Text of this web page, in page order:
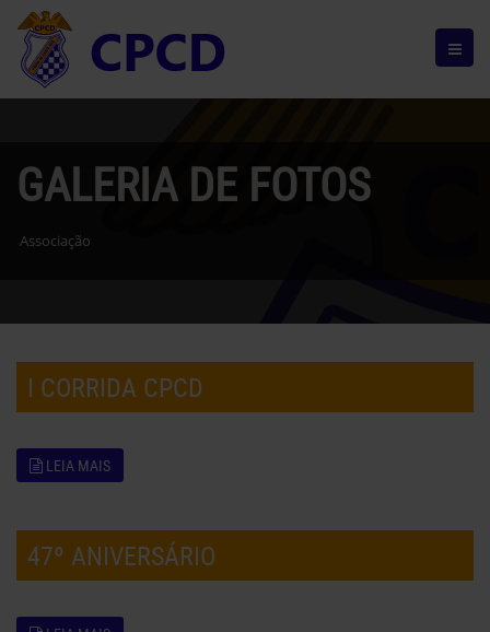
GALERIA DE FOTOS
Associação
I CORRIDA CPCD
LEIA MAIS
47º ANIVERSÁRIO